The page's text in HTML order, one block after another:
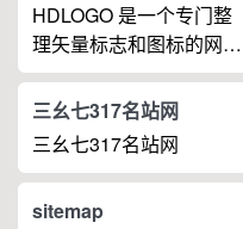
HDLOGO 是一个专门整
理矢量标志和图标的网
站，提供各类品牌和公司
的矢量标志下载服务，主
要面向设计师、营销人员
和企业用户，帮他们获取
高质量的品牌标识资源。
三幺七317名站网
三幺七317名站网
sitemap